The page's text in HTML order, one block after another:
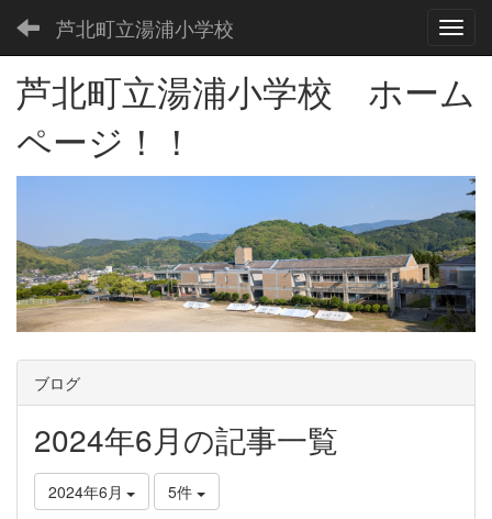
芦北町立湯浦小学校
芦北町立湯浦小学校 ホーム
ページ！！
ブログ
2024年6月の記事一覧
2024年6月 5件